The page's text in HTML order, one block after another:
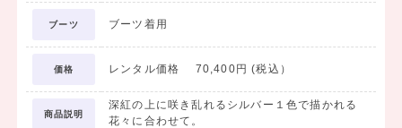
ブーツ ブーツ着用
価格 レンタル価格 70,400円 (税込）
商品説明
深紅の上に咲き乱れるシルバー１色で描かれる
花々に合わせて。